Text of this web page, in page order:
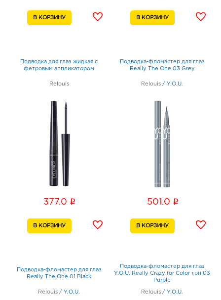
Подводка для глаз жидкая с
фетровым аппликатором
Relouis
377.0 i
Подводка-фломастер для глаз
Really The One 03 Grey
Relouis / Y.O.U.
501.0 i
Подводка-фломастер для глаз
Really The One 01 Black
Relouis / Y.O.U.
Подводка-фломастер для глаз
Y.O.U. Really Crazy for Color тон 03
Purple
Relouis / Y.O.U.